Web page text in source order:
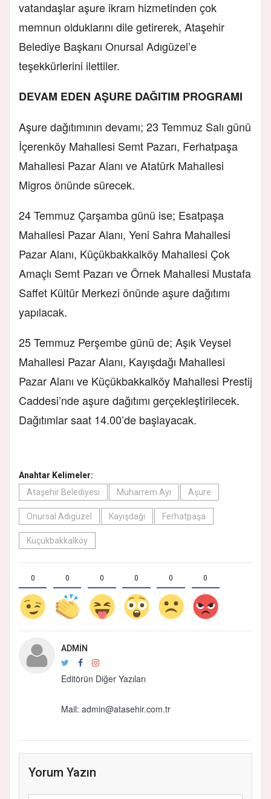
vatandaşlar aşure ikram hizmetinden çok
memnun olduklarını dile getirerek, Ataşehir
Belediye Başkanı Onursal Adıgüzel’e
teşekkürlerini ilettiler.
DEVAM EDEN AŞURE DAĞITIM PROGRAMI
Aşure dağıtımının devamı; 23 Temmuz Salı günü
İçerenköy Mahallesi Semt Pazarı, Ferhatpaşa
Mahallesi Pazar Alanı ve Atatürk Mahallesi
Migros önünde sürecek.
24 Temmuz Çarşamba günü ise; Esatpaşa
Mahallesi Pazar Alanı, Yeni Sahra Mahallesi
Pazar Alanı, Küçükbakkalköy Mahallesi Çok
Amaçlı Semt Pazarı ve Örnek Mahallesi Mustafa
Saffet Kültür Merkezi önünde aşure dağıtımı
yapılacak.
25 Temmuz Perşembe günü de; Aşık Veysel
Mahallesi Pazar Alanı, Kayışdağı Mahallesi
Pazar Alanı ve Küçükbakkalköy Mahallesi Prestij
Caddesi’nde aşure dağıtımı gerçekleştirilecek.
Dağıtımlar saat 14.00’de başlayacak.
Anahtar Kelimeler:
Ataşehir Belediyesi
Muharrem Ayı Aşure
Onursal Adıgüzel Kayışdağı Ferhatpaşa
Küçükbakkalköy
0 0 0 0 0 0
ADMIN
Editörün Diğer Yazıları
Mail: admin@atasehir.com.tr
Yorum Yazın